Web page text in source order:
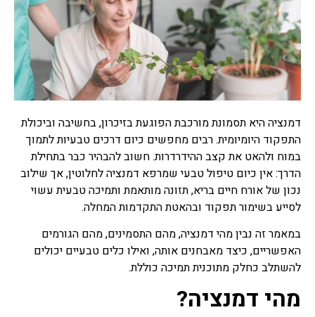
תרופות סבתא
תרופות סבתא הם שם מקובל
לרפואה עממית על פי מסורת
רבת שנים שעברה מאם לבת,
מרבית מתרופות הסבתא
מיוחסות למזון, חומרים
למריחה וסוגי טיפולים שונים,
ישנן תרופות סבתא שעובדות
ואפילו נבדקו מחקרית וישנן
תרופות סבתא שעובדות פחות
או לא עובדות בכלל ואפילו
מסוכנות.
צמחי מרפא
צמחי מרפא זה שם כולל לכל
זרעים, שורשים, פרחים,
קליפות, המשמשים כתרופות
צמחיות, פורמולות צמחי
מרפא נמכרות בצורות שונות
דמנציה היא תסמונת מורכבת הפוגעת בזיכרון, בחשיבה וביכולת
התפקוד היומיומית. רבים מחפשים כיום דרכים טבעיות לתמוך
במוח ולהאט את קצב ההידרדרות. חשוב להבהיר כבר בתחילת
הדרך: אין כיום טיפול טבעי שמרפא דמנציה לחלוטין, אך שילוב
נכון של אורח חיים בריא, תזונה מותאמת ותמיכה טבעית עשוי
לסייע בשימור תפקוד ובהאטת התקדמות המחלה.
במאמר זה נבין מהי דמנציה, מהם התסמינים, מהם הגורמים
האפשריים, כיצד מאבחנים אותה, ואילו כלים טבעיים יכולים
להשתלב כחלק מתוכנית תמיכה כוללת.
מהי דמנציה?